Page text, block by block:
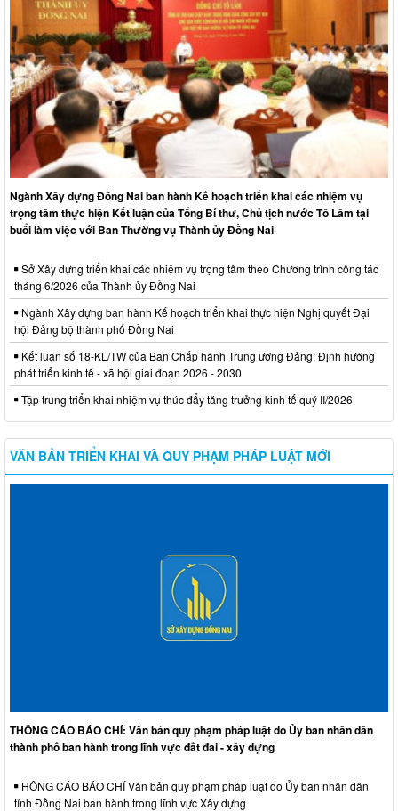
Ngành Xây dựng Đồng Nai ban hành Kế hoạch triển khai các nhiệm vụ
trọng tâm thực hiện Kết luận của Tổng Bí thư, Chủ tịch nước Tô Lâm tại
buổi làm việc với Ban Thường vụ Thành ủy Đồng Nai
Sở Xây dựng triển khai các nhiệm vụ trọng tâm theo Chương trình công tác
tháng 6/2026 của Thành ủy Đồng Nai
Ngành Xây dựng ban hành Kế hoạch triển khai thực hiện Nghị quyết Đại
hội Đảng bộ thành phố Đồng Nai
Kết luận số 18-KL/TW của Ban Chấp hành Trung ương Đảng: Định hướng
phát triển kinh tế - xã hội giai đoạn 2026 - 2030
Tập trung triển khai nhiệm vụ thúc đẩy tăng trưởng kinh tế quý II/2026
VĂN BẢN TRIỂN KHAI VÀ QUY PHẠM PHÁP LUẬT MỚI
THÔNG CÁO BÁO CHÍ: Văn bản quy phạm pháp luật do Ủy ban nhân dân
thành phố ban hành trong lĩnh vực đất đai - xây dựng
HÔNG CÁO BÁO CHÍ Văn bản quy phạm pháp luật do Ủy ban nhân dân
tỉnh Đồng Nai ban hành trong lĩnh vực Xây dựng